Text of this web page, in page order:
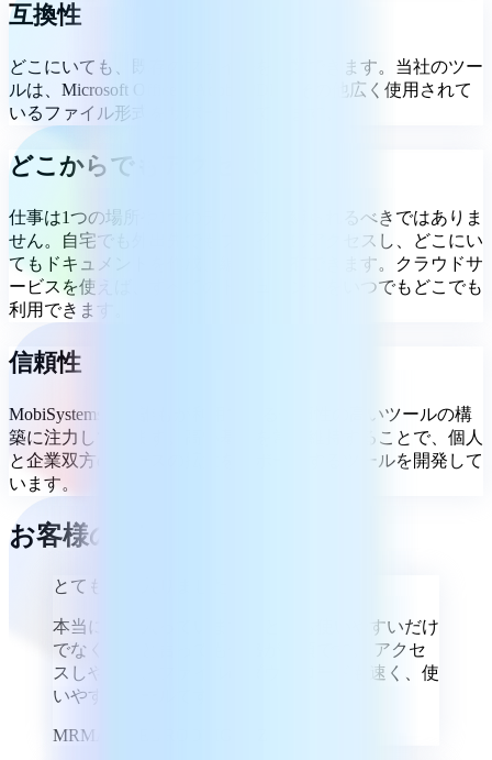
互換性
どこにいても、既存のファイルを作業できます。当社のツー
ルは、Microsoft Office、Adobe PDF、その他広く使用されて
いるファイル形式をサポートしています。
どこからでもアクセス
仕事は1つの場所や1つのデバイスに縛られるべきではありま
せん。自宅でも外出先でもファイルにアクセスし、どこにい
てもドキュメントを作成、編集、共有できます。クラウドサ
ービスを使えば、すべてのドキュメントをいつでもどこでも
利用できます。
信頼性
MobiSystemsは、誰もが利用できる信頼性の高いツールの構
築に注力しています。高い基準を常に維持することで、個人
と企業双方のニーズの拡大をサポートするツールを開発して
います。
お客様の声
とても気に入りました
本当に気に入っています。とても使いやすいだけ
でなく、何と言っても価格が手頃です。 アクセ
スしやすく、ファイルのダウンロードも速く、使
いやすいツールです
MRMARIBEL RODRIGUEZ